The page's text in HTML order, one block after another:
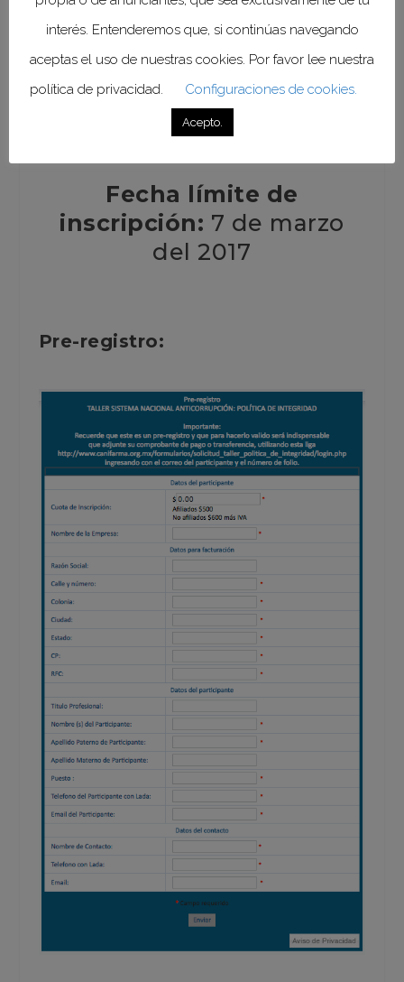
Les sugerimos reservar su lugar,
dado que el cupo es limitado.
Página Web
Fecha límite de
inscripción: 7 de marzo
del 2017
Pre-registro:
interés. Entenderemos que, si continúas navegando
aceptas el uso de nuestras cookies. Por favor lee nuestra
política de privacidad.
Configuraciones de cookies.
Acepto.